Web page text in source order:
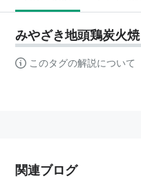
みやざき地頭鶏炭火焼
このタグの解説について
関連ブログ